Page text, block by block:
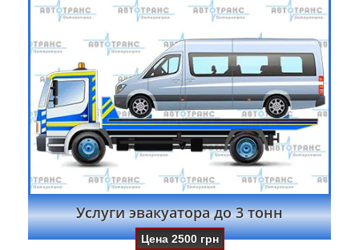
Услуги эвакуатора до 3 тонн
Цена2500 грн